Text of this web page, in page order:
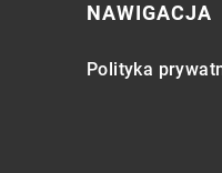
NAWIGACJA
Polityka